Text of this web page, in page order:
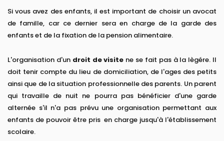
Si vous avez des enfants, il est important de choisir un avocat
de famille, car ce dernier sera en charge de la garde des
enfants et de la fixation de la pension alimentaire.
L'organisation d'un droit de visite ne se fait pas à la lègére. Il
doit tenir compte du lieu de domiciliation, de l'ages des petits
ainsi que de la situation professionnelle des parents. Un parent
qui travaille de nuit ne pourra pas bénéficier d'une garde
alternée s'il n'a pas prévu une organisation permettant aux
enfants de pouvoir être pris en charge jusqu'à l'établissement
scolaire.